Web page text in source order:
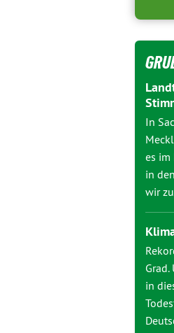
In
es im
in
wir
in